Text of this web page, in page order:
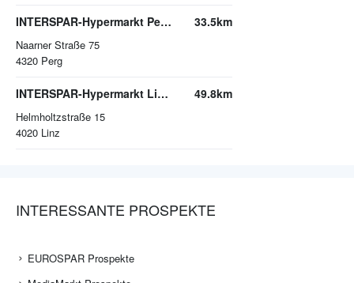
INTERSPAR-Hypermarkt Perg, Naarner Straße
Naarner Straße 75
4320 Perg
33.5km
INTERSPAR-Hypermarkt Linz-Wegscheid
Helmholtzstraße 15
4020 Linz
49.8km
INTERESSANTE PROSPEKTE
EUROSPAR Prospekte